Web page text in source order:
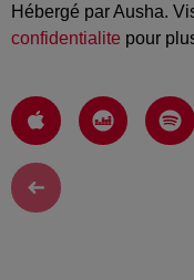
Hébergé par Ausha.
confidentialite pour